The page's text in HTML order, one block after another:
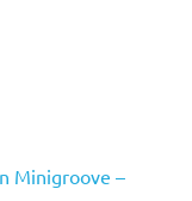
Minigroove –